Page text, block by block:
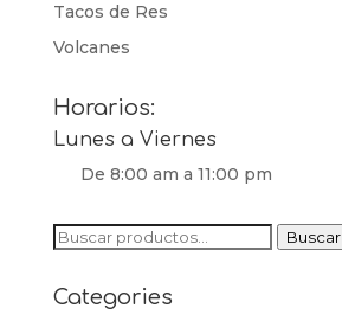
Tacos de Res
Volcanes
Horarios:
Lunes a Viernes
De 8:00 am a 11:00 pm
Buscar
Buscar
Categories